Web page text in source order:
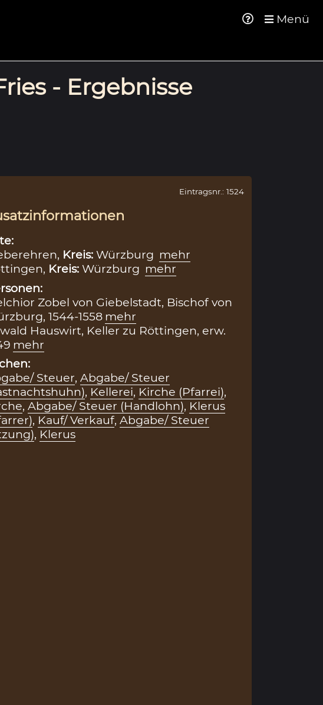
Menü
- Ergebnisse
Eintragsnr.: 1524
Kreis: Würzburg mehr
Kreis: Würzburg mehr
Zobel von Giebelstadt, Bischof von
1544-1558 mehr
Hauswirt, Keller zu Röttingen, erw.
mehr
Steuer, Abgabe/ Steuer
, Kellerei, Kirche (Pfarrei),
, Abgabe/ Steuer (Handlohn), Klerus
, Kauf/ Verkauf, Abgabe/ Steuer
, Klerus